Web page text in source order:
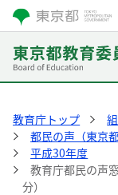
教育庁トップ
都民の声（東京
平成30年度
教育庁都民の声
分）